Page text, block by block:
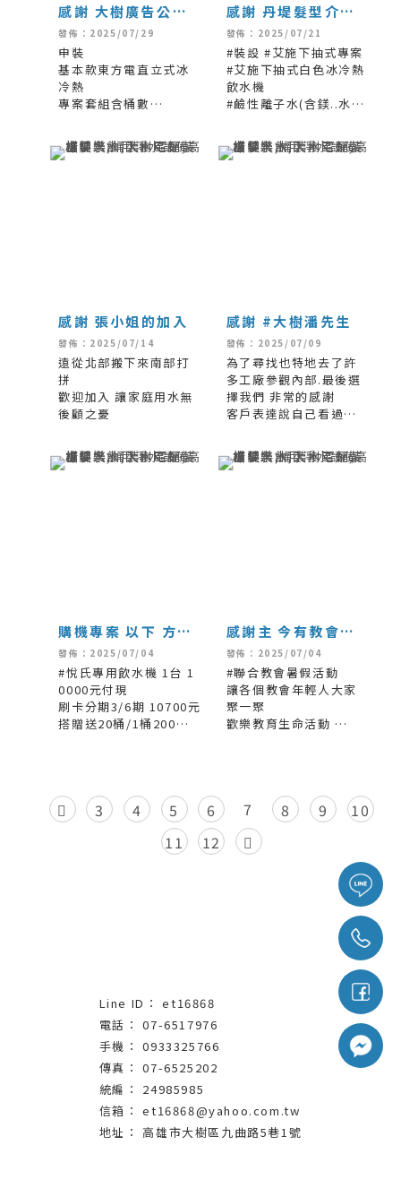
感謝 大樹廣告公司
介紹 #大樹 大莊武
山廟
發佈：2025/07/29
申裝
基本款東方電直立式冰
冷熱
專案套組含桶數
感謝 丹堤髮型介紹
#云筑當代樂團 古箏
老師
發佈：2025/07/21
#裝設 #艾施下抽式專案
#艾施下抽式白色冰冷熱
飲水機
#鹼性離子水(含鎂..水素
#也選購符合人體工學飲
水機木櫃
感謝 張小姐的加入
發佈：2025/07/14
遠從北部搬下來南部打
拼
歡迎加入 讓家庭用水無
後顧之憂
感謝 #大樹潘先生
發佈：2025/07/09
為了尋找也特地去了許
多工廠參觀內部.最後選
擇我們 非常的感謝
客戶表達說自己看過許
督導的地方.環境真是糟
糕
購機專案 以下 方式
#悅氏SAY智慧型飲
水機
發佈：2025/07/04
#悅氏專用飲水機 1台 1
0000元付現
刷卡分期3/6期 10700元
搭贈送20桶/1桶200元
感謝主 今有教會弟
兄姊妹的介紹 #孫小
姐 緊急支援
發佈：2025/07/04
#聯合教會暑假活動
讓各個教會年輕人大家
聚一聚
歡樂教育生命活動
3 4 5 6 7 8 9
10
11
12
et16868
07-6517976
0933325766
07-6525202
24985985
et16868@yahoo.com.tw
高雄市大樹區九曲路5巷1號